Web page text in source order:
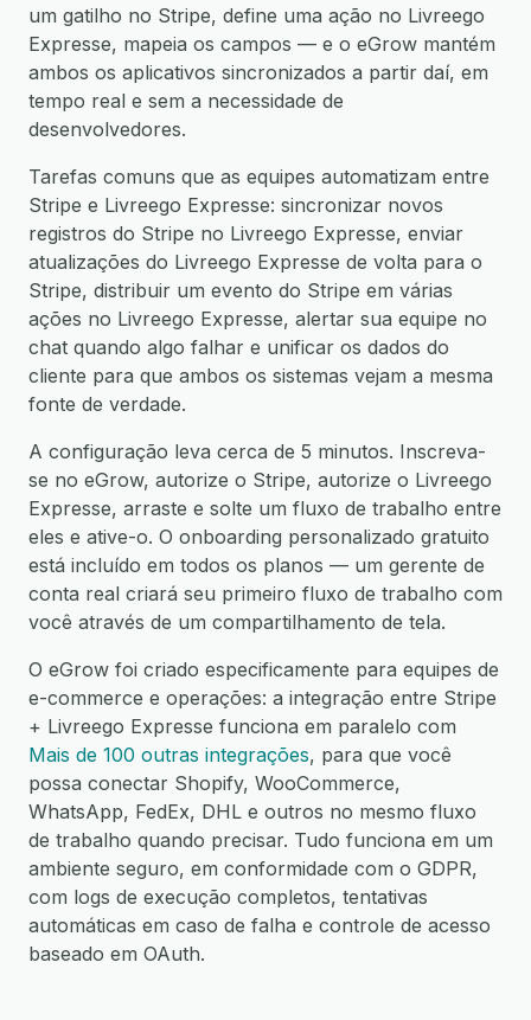
um gatilho no Stripe, define uma ação no Livreego
Expresse, mapeia os campos — e o eGrow mantém
ambos os aplicativos sincronizados a partir daí, em
tempo real e sem a necessidade de
desenvolvedores.
Tarefas comuns que as equipes automatizam entre
Stripe e Livreego Expresse: sincronizar novos
registros do Stripe no Livreego Expresse, enviar
atualizações do Livreego Expresse de volta para o
Stripe, distribuir um evento do Stripe em várias
ações no Livreego Expresse, alertar sua equipe no
chat quando algo falhar e unificar os dados do
cliente para que ambos os sistemas vejam a mesma
fonte de verdade.
A configuração leva cerca de 5 minutos. Inscreva-
se no eGrow, autorize o Stripe, autorize o Livreego
Expresse, arraste e solte um fluxo de trabalho entre
eles e ative-o. O onboarding personalizado gratuito
está incluído em todos os planos — um gerente de
conta real criará seu primeiro fluxo de trabalho com
você através de um compartilhamento de tela.
O eGrow foi criado especificamente para equipes de
e-commerce e operações: a integração entre Stripe
+ Livreego Expresse funciona em paralelo com
Mais de 100 outras integrações, para que você
possa conectar Shopify, WooCommerce,
WhatsApp, FedEx, DHL e outros no mesmo fluxo
de trabalho quando precisar. Tudo funciona em um
ambiente seguro, em conformidade com o GDPR,
com logs de execução completos, tentativas
automáticas em caso de falha e controle de acesso
baseado em OAuth.